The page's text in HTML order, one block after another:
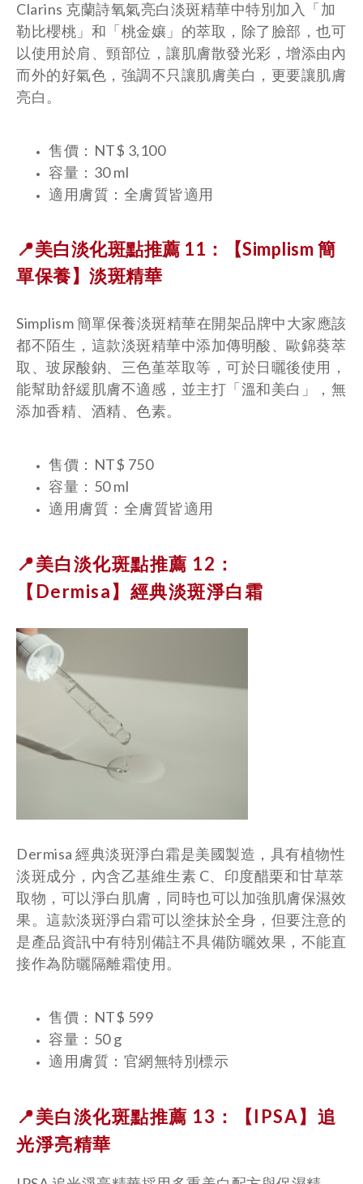
Clarins 克蘭詩氧氣亮白淡斑精華中特別加入「加
勒比櫻桃」和「桃金孃」的萃取，除了臉部，也可
以使用於肩、頸部位，讓肌膚散發光彩，增添由內
而外的好氣色，強調不只讓肌膚美白，更要讓肌膚
亮白。
售價：NT$ 3,100
容量：30 ml
適用膚質：全膚質皆適用
📍美白淡化斑點推薦 11：【Simplism 簡
單保養】 淡斑精華
Simplism 簡單保養淡斑精華在開架品牌中大家應該
都不陌生，這款淡斑精華中添加傳明酸、歐錦葵萃
取、玻尿酸鈉、三色堇萃取等，可於日曬後使用，
能幫助舒緩肌膚不適感，並主打「溫和美白」，無
添加香精、酒精、色素。
售價：NT$ 750
容量：50 ml
適用膚質：全膚質皆適用
📍美白淡化斑點推薦 12：
【Dermisa】 經典淡斑淨白霜
Dermisa 經典淡斑淨白霜是美國製造，具有植物性
淡斑成分，內含乙基維生素 C、印度醋栗和甘草萃
取物，可以淨白肌膚，同時也可以加強肌膚保濕效
果。這款淡斑淨白霜可以塗抹於全身，但要注意的
是產品資訊中有特別備註不具備防曬效果，不能直
接作為防曬隔離霜使用。
售價：NT$ 599
容量：50 g
適用膚質：官網無特別標示
📍美白淡化斑點推薦 13：【IPSA】 追
光淨亮精華